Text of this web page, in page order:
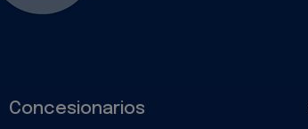
Concesionarios